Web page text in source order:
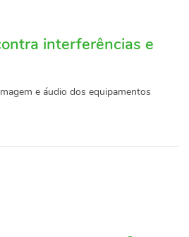
interferências e
e áudio dos equipamentos